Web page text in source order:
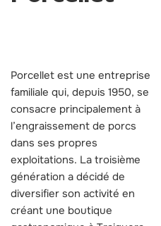
Porcellet est une entreprise
familiale qui, depuis 1950, se
consacre principalement à
l’engraissement de porcs
dans ses propres
exploitations. La troisième
génération a décidé de
diversifier son activité en
créant une boutique